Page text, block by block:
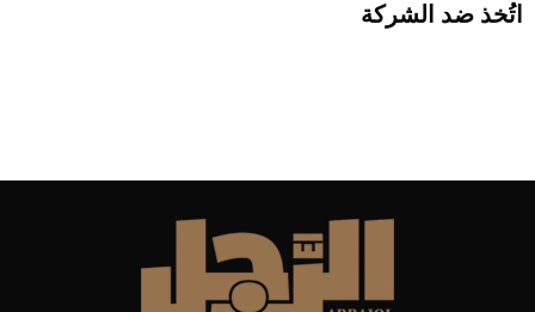
اتُخذ ضد الشركة